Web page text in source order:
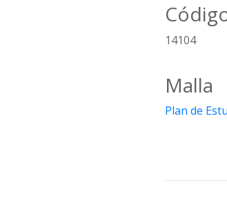
14104
Malla
Plan de